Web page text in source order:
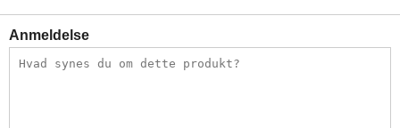
Anmeldelse